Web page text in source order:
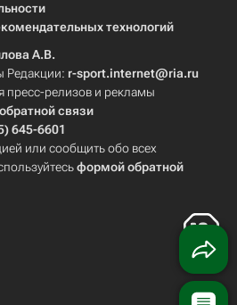
технологий
А.В.
Редакции: r-sport.internet@ria.ru
релизов и рекламы
связи
645-6601
или сообщить обо всех
формой обратной